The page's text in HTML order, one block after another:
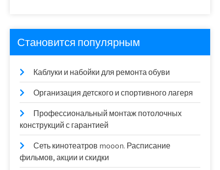
Становится популярным
Каблуки и набойки для ремонта обуви
Организация детского и спортивного лагеря
Профессиональный монтаж потолочных
конструкций с гарантией
Сеть кинотеатров mooon. Расписание
фильмов, акции и скидки